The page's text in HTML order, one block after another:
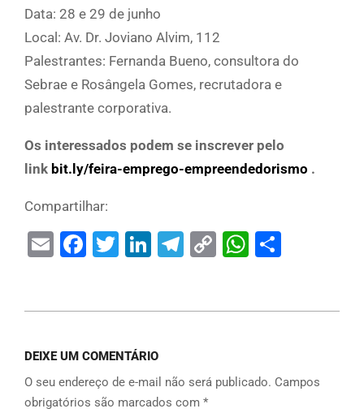
Data: 28 e 29 de junho
Local: Av. Dr. Joviano Alvim, 112
Palestrantes: Fernanda Bueno, consultora do
Sebrae e Rosângela Gomes, recrutadora e
palestrante corporativa.
Os interessados podem se inscrever pelo
link bit.ly/feira-emprego-empreendedorismo .
Compartilhar:
EmailFacebook
Twitter
LinkedIn
Telegram
Copy
DEIXE UM COMENTÁRIO
O seu endereço de e-mail não será publicado. Campos
obrigatórios são marcados com *